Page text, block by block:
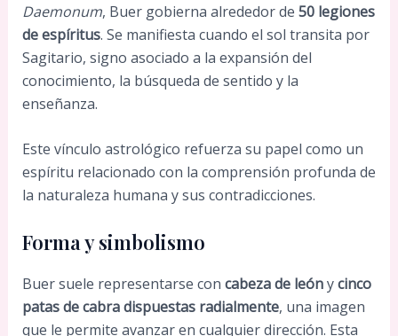
Daemonum, Buer gobierna alrededor de 50 legiones
de espíritus. Se manifiesta cuando el sol transita por
Sagitario, signo asociado a la expansión del
conocimiento, la búsqueda de sentido y la
enseñanza.
Este vínculo astrológico refuerza su papel como un
espíritu relacionado con la comprensión profunda de
la naturaleza humana y sus contradicciones.
Forma y simbolismo
Buer suele representarse con cabeza de leónycinco
patas de cabra dispuestas radialmente, una imagen
que le permite avanzar en cualquier dirección. Esta